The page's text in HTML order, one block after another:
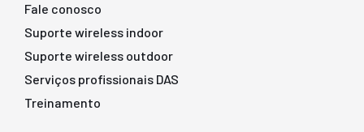
Fale conosco
Suporte wireless indoor
Suporte wireless outdoor
Serviços profissionais DAS
Treinamento